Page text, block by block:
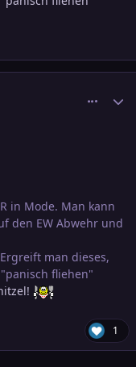
in Mode. Man kann
den EW Abwehr und
man dieses,
fliehen"
1